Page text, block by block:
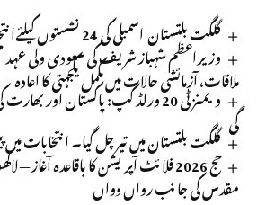
گلگت بلتستان اسمبلی کی 24 نشستوں کیلئےانتخابی میدان سج گیا
وزیراعظم شہباز شریف کی سعودی ولی
ملاقات، آزمائشی حالات میں مکمل یکجہتی کا اعادہ
ویمنز ٹی 20 ورلڈ کپ: پاکستان اور
گی
گلگت بلتستان میں تیر چل گیا۔ انتخابات میں
حج 2026 فلائٹ آپریشن کا باقاعدہ آغاز
مقدس کی جانب رواں دواں